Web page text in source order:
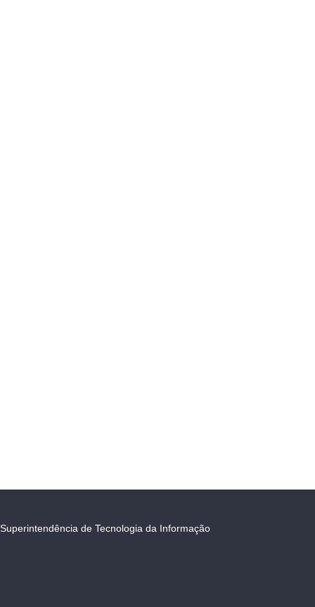
Superintendência de Tecnologia da Informação